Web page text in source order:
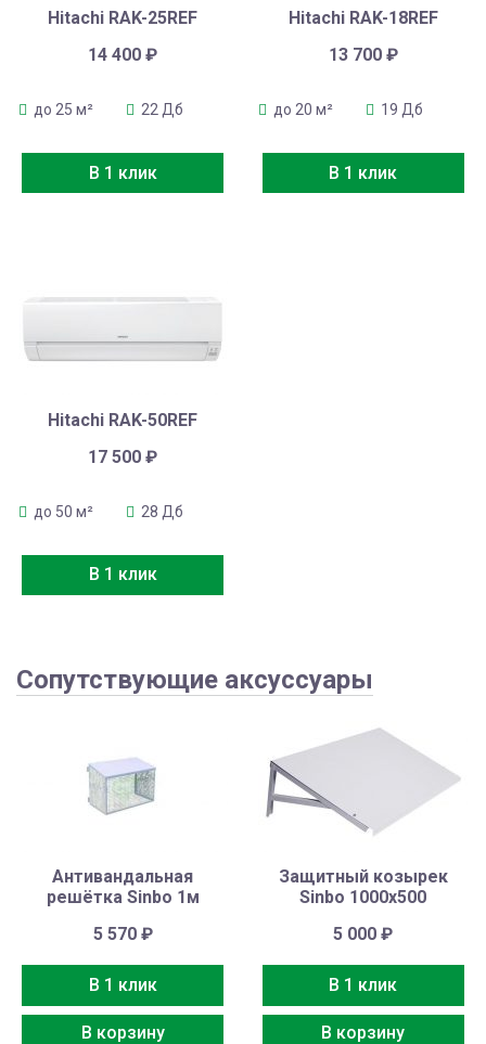
Hitachi RAK-25REF
14 400₽
до 25 м² 22 Дб
В 1 клик
Hitachi RAK-18REF
13 700 ₽
до 20 м² 19 Дб
В 1 клик
Hitachi RAK-50REF
17 500₽
до 50 м² 28 Дб
В 1 клик
Сопутствующие аксуссуары
Антивандальная
решётка Sinbo 1м
5 570 ₽
В 1 клик
В корзину
Защитный козырек
Sinbo 1000х500
5 000₽
В 1 клик
В корзину